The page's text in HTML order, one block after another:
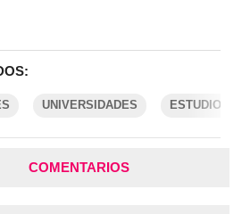
UNIVERSIDADES ESTUDIOS
COMENTARIOS